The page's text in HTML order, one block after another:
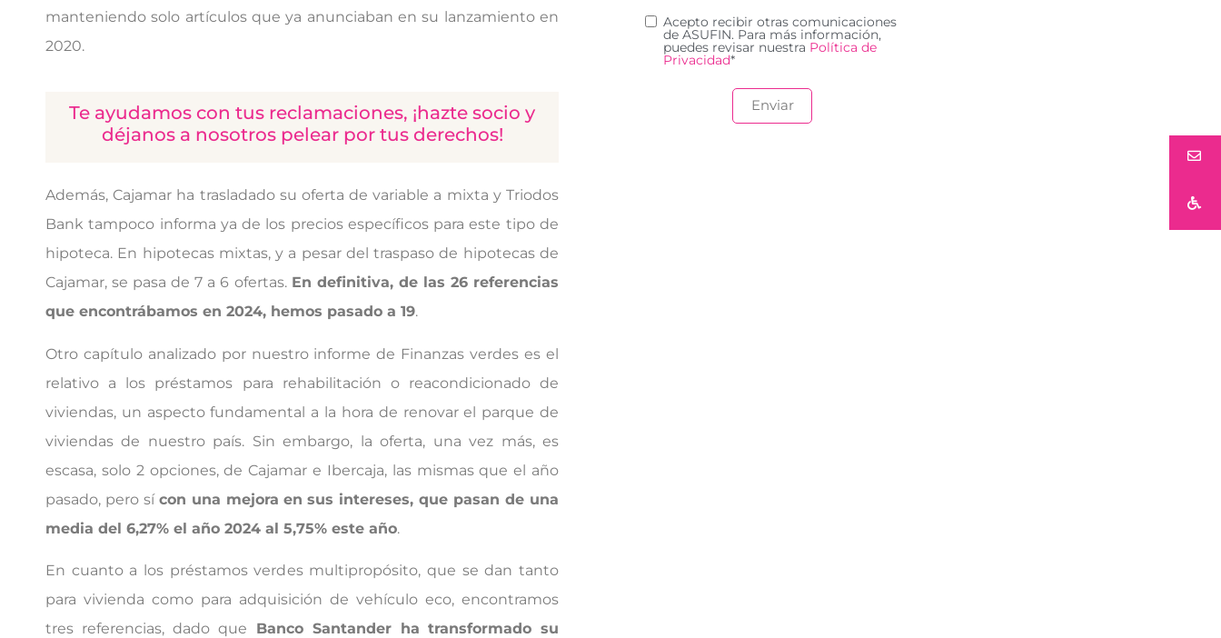
manteniendo solo artículos que ya anunciaban en su lanzamiento en
2020.
Te ayudamos con tus reclamaciones, ¡hazte socio y
déjanos a nosotros pelear por tus derechos!
Además, Cajamar ha trasladado su oferta de variable a mixta y Triodos
Bank tampoco informa ya de los precios específicos para este tipo de
hipoteca. En hipotecas mixtas, y a pesar del traspaso de hipotecas de
Cajamar, se pasa de 7 a 6 ofertas. En definitiva, de las 26 referencias
que encontrábamos en 2024, hemos pasado a 19.
Otro capítulo analizado por nuestro informe de Finanzas verdes es el
relativo a los préstamos para rehabilitación o reacondicionado de
viviendas, un aspecto fundamental a la hora de renovar el parque de
viviendas de nuestro país. Sin embargo, la oferta, una vez más, es
escasa, solo 2 opciones, de Cajamar e Ibercaja, las mismas que el año
pasado, pero sí con una mejora en sus intereses, que pasan de una
media del 6,27% el año 2024 al 5,75% este año.
En cuanto a los préstamos verdes multipropósito, que se dan tanto
para vivienda como para adquisición de vehículo eco, encontramos
tres referencias, dado que Banco Santander ha transformado su
Acepto recibir otras comunicaciones
de ASUFIN. Para más información,
puedes revisar nuestra Política de
Privacidad*